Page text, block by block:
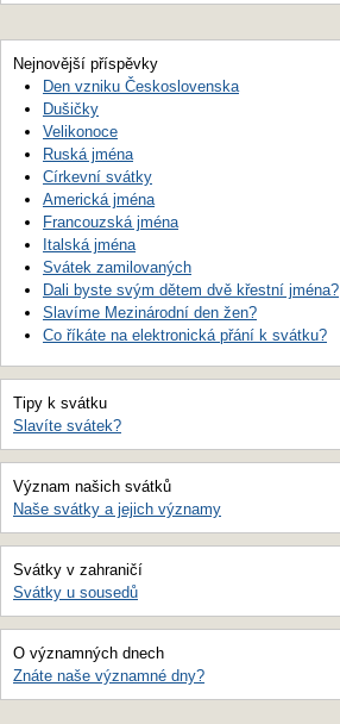
Nejnovější příspěvky
Den vzniku Československa
Dušičky
Velikonoce
Ruská jména
Církevní svátky
Americká jména
Francouzská jména
Italská jména
Svátek zamilovaných
Dali byste svým dětem dvě křestní jména?
Slavíme Mezinárodní den žen?
Co říkáte na elektronická přání k svátku?
Tipy k svátku
Slavíte svátek?
Význam našich svátků
Naše svátky a jejich významy
Svátky v zahraničí
Svátky u sousedů
O významných dnech
Znáte naše významné dny?